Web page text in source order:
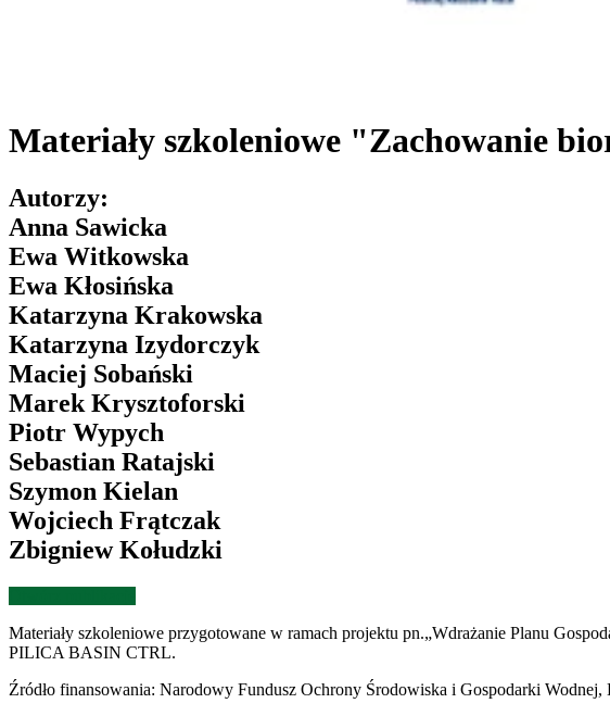
Materiały szkoleniowe "Zachowanie
Autorzy:
Anna Sawicka
Ewa Witkowska
Ewa Kłosińska
Katarzyna Krakowska
Katarzyna Izydorczyk
Maciej Sobański
Marek Krysztoforski
Piotr Wypych
Sebastian Ratajski
Szymon Kielan
Wojciech Frątczak
Zbigniew Kołudzki
Materiały szkoleniowe przygotowane w ramach projektu pn.„Wdrażanie Planu
PILICA BASIN CTRL.
Źródło finansowania: Narodowy Fundusz Ochrony Środowiska i Gospodarki Wodnej,